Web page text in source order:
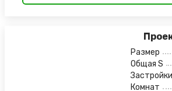
Размер
Общая S
Комнат